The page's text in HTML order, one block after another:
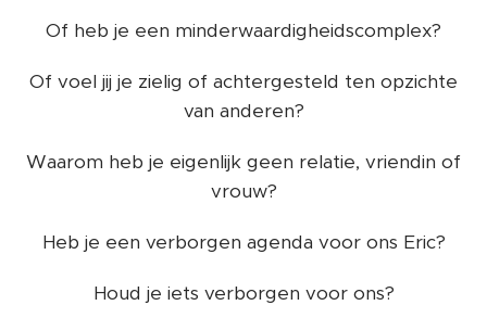
Of heb je een minderwaardigheidscomplex?
Of voel jij je zielig of achtergesteld ten opzichte
van anderen?
Waarom heb je eigenlijk geen relatie, vriendin of
vrouw?
Heb je een verborgen agenda voor ons Eric?
Houd je iets verborgen voor ons?